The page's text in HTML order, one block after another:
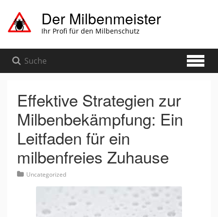
Hauptinhalt
springen
Der Milbenmeister
Ihr Profi für den Milbenschutz
Effektive Strategien zur
Milbenbekämpfung: Ein
Leitfaden für ein
milbenfreies Zuhause
Uncategorized